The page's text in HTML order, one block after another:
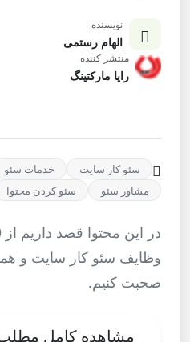
نویسنده
الهام رستمی
منتشر کننده
رایا مارکتینگ
سئو کار سایت خدمات سئو
مشاور سئو
سئو کردن محتوا
وظایف سئو کار سایت و
صحبت کنیم.
مشاهده کامل